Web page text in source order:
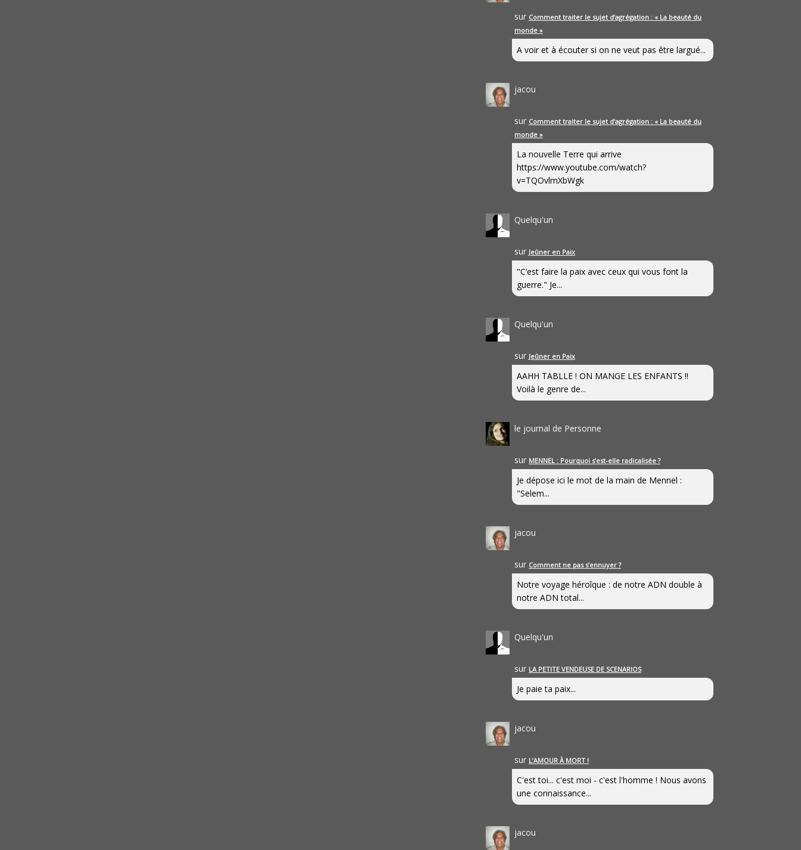
sur Comment traiter le sujet d’agrégation : « La beauté du
monde »
A voir et à écouter si on ne veut pas être largué...
jacou
sur Comment traiter le sujet d’agrégation : « La beauté du
monde »
La nouvelle Terre qui arrive
https://www.youtube.com/watch?
v=TQOvlmXbWgk
Quelqu'un
sur Jeûner en Paix
"C’est faire la paix avec ceux qui vous font la
guerre." Je...
Quelqu'un
sur Jeûner en Paix
AAHH TABLLE ! ON MANGE LES ENFANTS !!
Voilà le genre de...
le journal de Personne
sur MENNEL : Pourquoi s’est-elle radicalisée ?
Je dépose ici le mot de la main de Mennel :
"Selem...
jacou
sur Comment ne pas s’ennuyer ?
Notre voyage héroîque : de notre ADN double à
notre ADN total...
Quelqu'un
sur LA PETITE VENDEUSE DE SCENARIOS
Je paie ta paix...
jacou
sur L’AMOUR À MORT !
C'est toi... c'est moi - c'est l'homme ! Nous avons
une connaissance...
jacou